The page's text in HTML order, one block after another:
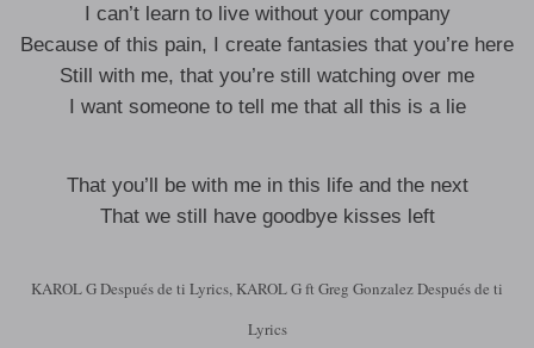
I can’t learn to live without your company
Because of this pain, I create fantasies that you’re here
Still with me, that you’re still watching over me
I want someone to tell me that all this is a lie
That you’ll be with me in this life and the next
That we still have goodbye kisses left
KAROL G Después de ti Lyrics, KAROL G ft Greg Gonzalez Después de ti
Lyrics